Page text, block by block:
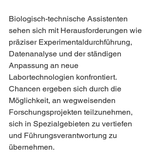
Biologisch-technische Assistenten
sehen sich mit Herausforderungen wie
präziser Experimentaldurchführung,
Datenanalyse und der ständigen
Anpassung an neue
Labortechnologien konfrontiert.
Chancen ergeben sich durch die
Möglichkeit, an wegweisenden
Forschungsprojekten teilzunehmen,
sich in Spezialgebieten zu vertiefen
und Führungsverantwortung zu
übernehmen.